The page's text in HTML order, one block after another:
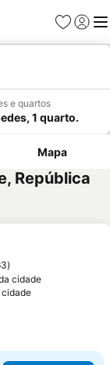
Favoritos
Iniciar
e quartos
1 quarto.
Mapa
República
favoritos
cidade
cidade